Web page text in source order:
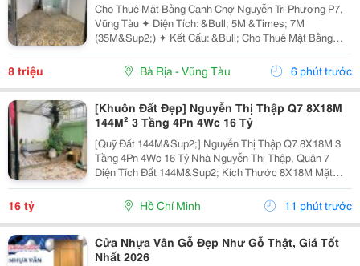
Cho Thuê Mặt Bằng Cạnh Chợ Nguyễn Tri Phương P7,
Vũng Tàu ✦ Diện Tích: &Bull; 5M &Times; 7M
(35M&Sup2;) ✦ Kết Cấu: &Bull; Cho Thuê Mặt Bằng
Tầng Trệt &Bull; Lối Đi Chung Với Chủ Nhà &Bull;
Không Ở Lại Qua Đêm ✦ Nội Thất: &Bull; Bàn Giao
8 triệu Bà Rịa - Vũng Tàu 6 phút trước
[Khuôn Đất Đẹp] Nguyễn Thị Thập Q7 8X18M
144M² 3 Tầng 4Pn 4Wc 16 Tỷ
[Quỹ Đất 144M&Sup2;] Nguyễn Thị Thập Q7 8X18M 3
Tầng 4Pn 4Wc 16 Tỷ Nhà Nguyễn Thị Thập, Quận 7
Diện Tích Đất 144M&Sup2; Kích Thước 8X18M Mặt
Ngang 8M Kết Cấu 3 Tầng 4 Phòng Ngủ &Ndash; 4
Toilet. Thông Tin Nhanh 8X18M 144M&Sup2; Đất Ngang
16 tỷ Hồ Chí Minh 11 phút trước
Cửa Nhựa Vân Gỗ Đẹp Như Gỗ Thật, Giá Tốt
Nhất 2026